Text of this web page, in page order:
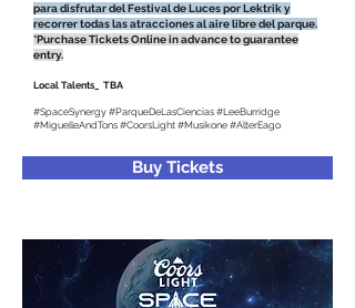
para disfrutar del Festival de Luces por Lektrik y
recorrer todas las atracciones al aire libre del parque.
*Purchase Tickets Online in advance to guarantee
entry.
Local Talents_ TBA
#SpaceSynergy #ParqueDeLasCiencias #LeeBurridge
#MiguelleAndTons #CoorsLight #Musikone #AlterEago
Buy Tickets